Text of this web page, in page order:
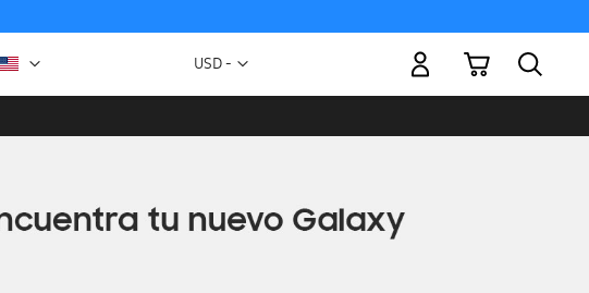
Moneda
USD -
Mi carrito